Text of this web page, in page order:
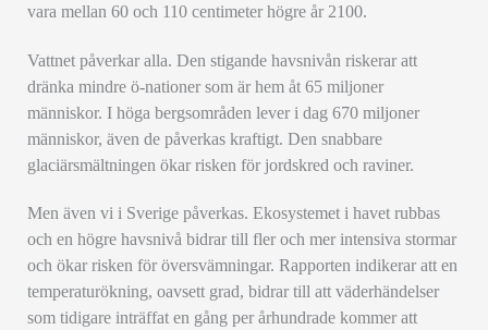
vara mellan 60 och 110 centimeter högre år 2100.
Vattnet påverkar alla. Den stigande havsnivån riskerar att
dränka mindre ö-nationer som är hem åt 65 miljoner
människor. I höga bergsområden lever i dag 670 miljoner
människor, även de påverkas kraftigt. Den snabbare
glaciärsmältningen ökar risken för jordskred och raviner.
Men även vi i Sverige påverkas. Ekosystemet i havet rubbas
och en högre havsnivå bidrar till fler och mer intensiva stormar
och ökar risken för översvämningar. Rapporten indikerar att en
temperaturökning, oavsett grad, bidrar till att väderhändelser
som tidigare inträffat en gång per århundrade kommer att